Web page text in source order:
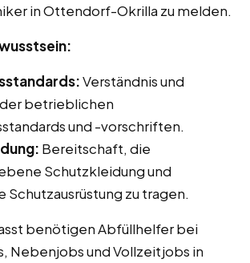
in Ottendorf-Okrilla zu melden.
Verständnis und
betrieblichen
und -vorschriften.
Bereitschaft, die
Schutzkleidung und
Schutzausrüstung zu tragen.
benötigen Abfüllhelfer bei
Nebenjobs und Vollzeitjobs in